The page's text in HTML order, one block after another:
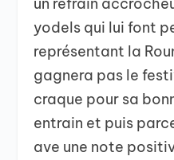
un refrain
yodels qui lui font
représentant la
gagnera pas le
craque pour sa
entrain et puis
ave une note